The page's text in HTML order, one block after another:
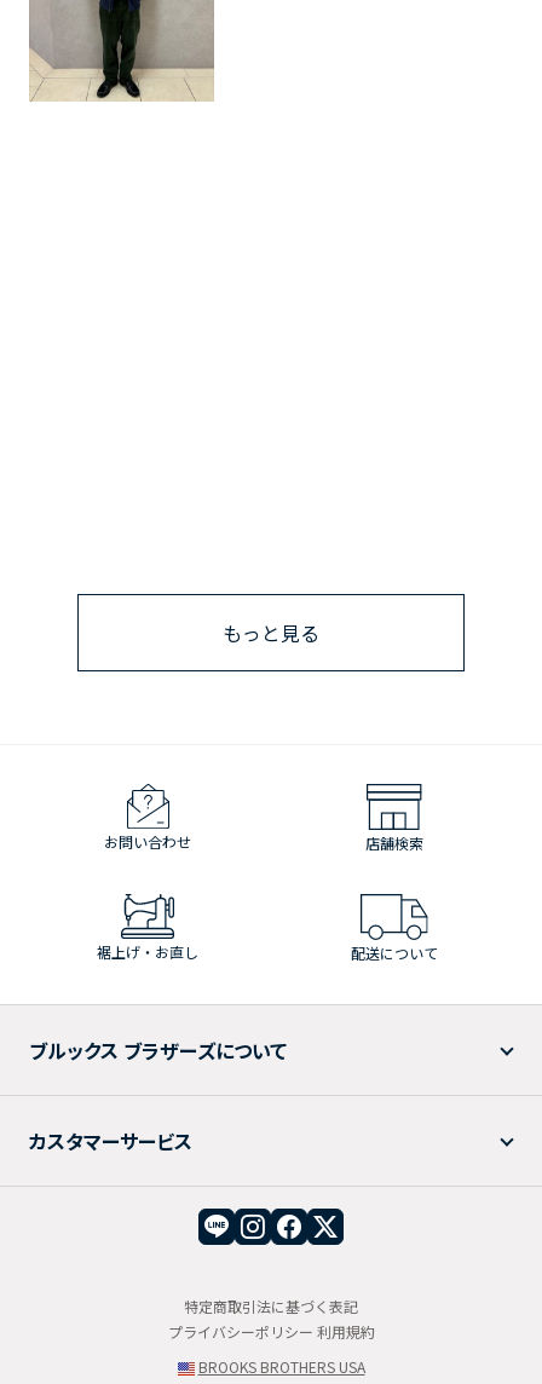
もっと見る
お問い合わせ 店舗検索
裾上げ・お直し 配送について
ブルックス ブラザーズについて
カスタマーサービス
特定商取引法に基づく表記
プライバシーポリシー 利用規約
BROOKS BROTHERS USA